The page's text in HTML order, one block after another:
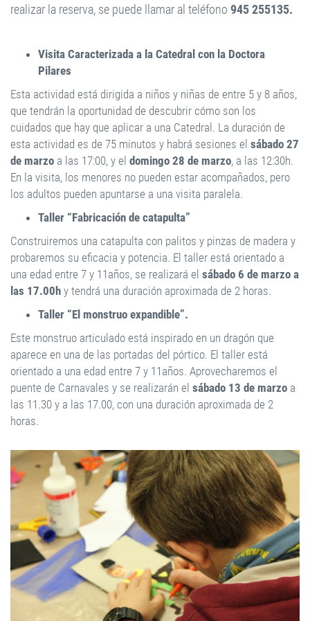
realizar la reserva, se puede llamar al teléfono 945 255135.
Visita Caracterizada a la Catedral con la Doctora
Pilares
Esta actividad está dirigida a niños y niñas de entre 5 y 8 años,
que tendrán la oportunidad de descubrir cómo son los
cuidados que hay que aplicar a una Catedral. La duración de
esta actividad es de 75 minutos y habrá sesiones el sábado 27
de marzo a las 17:00, y el domingo 28 de marzo, a las 12:30h.
En la visita, los menores no pueden estar acompañados, pero
los adultos pueden apuntarse a una visita paralela.
Taller “Fabricación de catapulta”
Construiremos una catapulta con palitos y pinzas de madera y
probaremos su eficacia y potencia. El taller está orientado a
una edad entre 7 y 11años, se realizará el sábado 6 de marzo a
las 17.00h y tendrá una duración aproximada de 2 horas.
Taller “El monstruo expandible”.
Este monstruo articulado está inspirado en un dragón que
aparece en una de las portadas del pórtico. El taller está
orientado a una edad entre 7 y 11años. Aprovecharemos el
puente de Carnavales y se realizarán el sábado 13 de marzo a
las 11.30 y a las 17.00, con una duración aproximada de 2
horas.